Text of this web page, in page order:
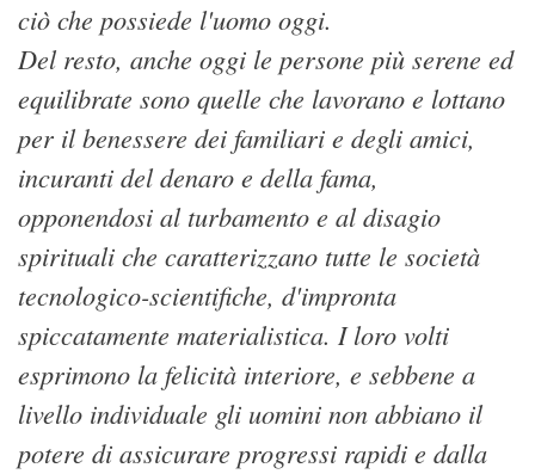
ciò che possiede l'uomo oggi.
Del resto, anche oggi le persone più serene ed
equilibrate sono quelle che lavorano e lottano
per il benessere dei familiari e degli amici,
incuranti del denaro e della fama,
opponendosi al turbamento e al disagio
spirituali che caratterizzano tutte le società
tecnologico-scientifiche, d'impronta
spiccatamente materialistica. I loro volti
esprimono la felicità interiore, e sebbene a
livello individuale gli uomini non abbiano il
potere di assicurare progressi rapidi e dalla